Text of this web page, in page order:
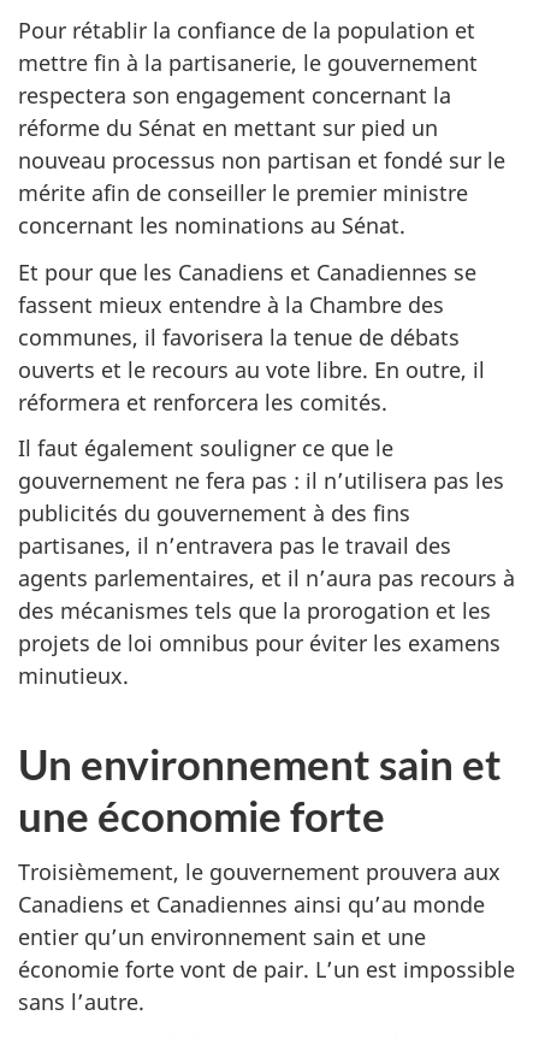
Pour rétablir la confiance de la population et
mettre fin à la partisanerie, le gouvernement
respectera son engagement concernant la
réforme du Sénat en mettant sur pied un
nouveau processus non partisan et fondé sur le
mérite afin de conseiller le premier ministre
concernant les nominations au Sénat.
Et pour que les Canadiens et Canadiennes se
fassent mieux entendre à la Chambre des
communes, il favorisera la tenue de débats
ouverts et le recours au vote libre. En outre, il
réformera et renforcera les comités.
Il faut également souligner ce que le
gouvernement ne fera pas : il n’utilisera pas les
publicités du gouvernement à des fins
partisanes, il n’entravera pas le travail des
agents parlementaires, et il n’aura pas recours à
des mécanismes tels que la prorogation et les
projets de loi omnibus pour éviter les examens
minutieux.
Un environnement sain et
une économie forte
Troisièmement, le gouvernement prouvera aux
Canadiens et Canadiennes ainsi qu’au monde
entier qu’un environnement sain et une
économie forte vont de pair. L’un est impossible
sans l’autre.